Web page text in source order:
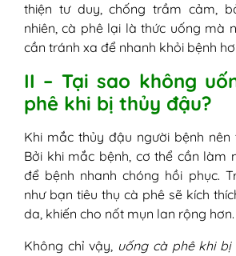
thiện tư duy, chống trầm cảm,
nhiên, cà phê lại là thức uống mà
cần tránh xa để nhanh khỏi bệnh
II – Tại sao không
phê khi bị thủy đậu?
Khi mắc thủy đậu người bệnh nên
Bởi khi mắc bệnh, cơ thể cần làm
để bệnh nhanh chóng hồi phục.
như bạn tiêu thụ cà phê sẽ kích
da, khiến cho nốt mụn lan rộng hơn.
Không chỉ vậy, uống cà phê khi bị